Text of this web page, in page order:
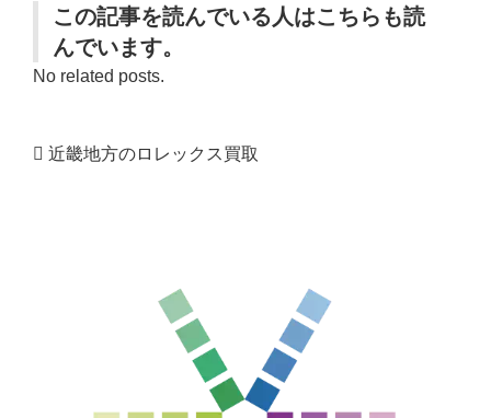
この記事を読んでいる人はこちらも読
んでいます。
No related posts.
近畿地方のロレックス買取